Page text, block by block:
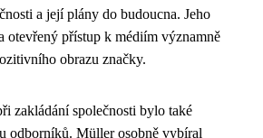
a její plány do budoucna. Jeho
otevřený přístup k médiím významně
obrazu značky.
zakládání společnosti bylo také
odborníků. Müller osobně vybíral